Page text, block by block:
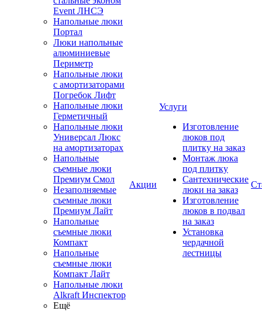
Event ЛНСЭ
Напольные люки
Портал
Люки напольные
алюминиевые
Периметр
Напольные люки
с амортизаторами
Погребок Лифт
Напольные люки
Герметичный
Напольные люки
Универсал Люкс
на амортизаторах
Напольные
съемные люки
Премиум Смол
Незаполняемые
съемные люки
Премиум Лайт
Напольные
съемные люки
Компакт
Напольные
съемные люки
Компакт Лайт
Напольные люки
Alkraft Инспектор
Ещё
Акции
Услуги
Изготовление
люков под
плитку на заказ
Монтаж люка
под плитку
Сантехнические
люки на заказ
Изготовление
люков в подвал
на заказ
Установка
чердачной
лестницы